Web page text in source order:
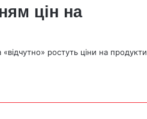
цін на
ростуть ціни на продукти